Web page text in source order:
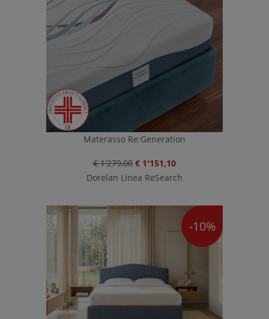
Materasso Re:Generation
€ 1'279,00 € 1'151,10
Dorelan Linea ReSearch
-10%